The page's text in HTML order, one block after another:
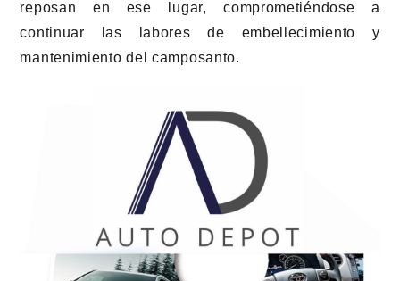
reposan en ese lugar, comprometiéndose a
continuar las labores de embellecimiento y
mantenimiento del camposanto.